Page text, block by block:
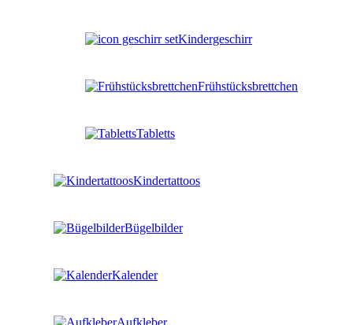
Kindergeschirr
Frühstücksbrettchen
Tabletts
Kindertattoos
Bügelbilder
Kalender